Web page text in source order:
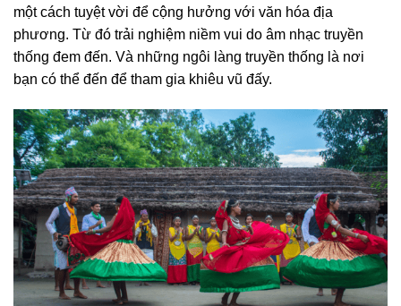
một cách tuyệt vời để cộng hưởng với văn hóa địa
phương. Từ đó trải nghiệm niềm vui do âm nhạc truyền
thống đem đến. Và những ngôi làng truyền thống là nơi
bạn có thể đến để tham gia khiêu vũ đấy.